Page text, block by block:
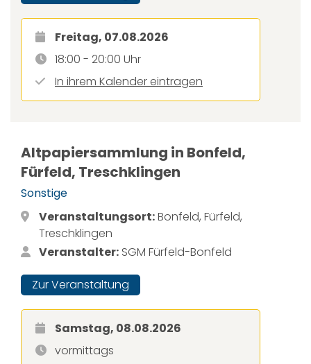
Freitag, 07.08.2026
18:00 - 20:00 Uhr
In ihrem Kalender eintragen
Altpapiersammlung in Bonfeld,
Fürfeld, Treschklingen
Sonstige
Veranstaltungsort:Bonfeld, Fürfeld,
Treschklingen
Veranstalter: SGM Fürfeld-Bonfeld
Zur Veranstaltung
Samstag, 08.08.2026
vormittags